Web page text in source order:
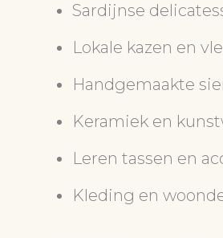
Sardijnse
Lokale kazen en
Handgemaakte
Keramiek en
Leren tassen en
Kleding en